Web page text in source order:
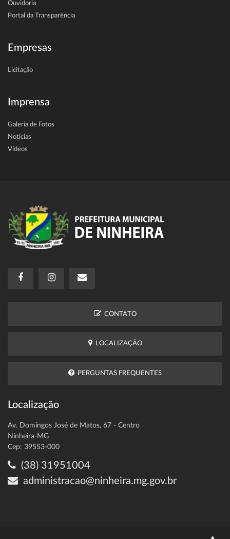
Ouvidoria
Portal da Transparência
Empresas
Licitação
Imprensa
Galeria de Fotos
Notícias
Vídeos
CONTATO
LOCALIZAÇÃO
PERGUNTAS FREQUENTES
Localização
Av. Domingos José de Matos, 67 - Centro
Ninheira-MG
Cep: 39553-000
(38) 31951004
administracao@ninheira.mg.gov.br